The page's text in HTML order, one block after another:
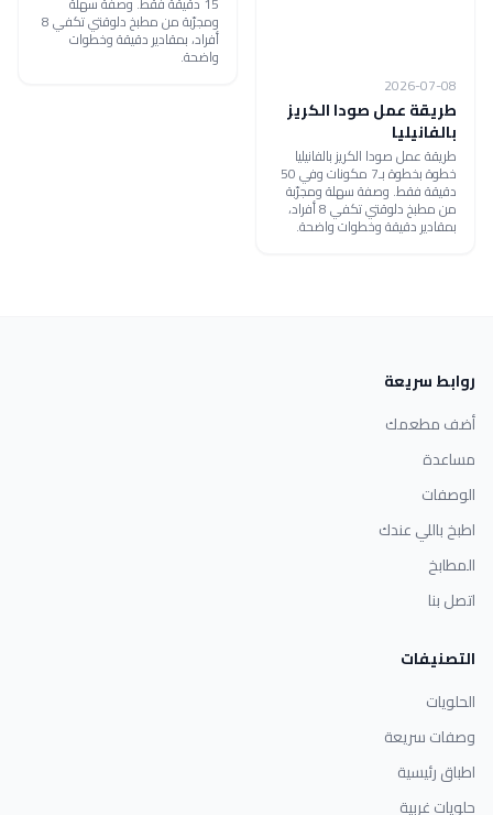
2026-07-08
طريقة عمل صودا الكريز
بالفانيليا
طريقة عمل صودا الكريز بالفانيليا
خطوة بخطوة بـ7 مكونات وفي 50
دقيقة فقط. وصفة سهلة ومجرّبة
من مطبخ دلوقتي تكفي 8 أفراد،
بمقادير دقيقة وخطوات واضحة.
ومجرّبة من مطبخ دلوقتي تكفي 8
أفراد، بمقادير دقيقة وخطوات
واضحة.
روابط سريعة
أضف مطعمك
مساعدة
الوصفات
اطبخ باللي عندك
المطابخ
اتصل بنا
التصنيفات
الحلويات
وصفات سريعة
اطباق رئيسية
حلويات غربية